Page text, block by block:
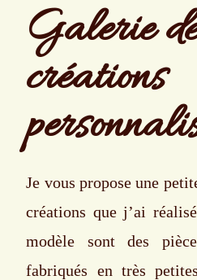
Galerie
créations
Je vous propose une
créations que j’ai
modèle sont des
fabriqués en très